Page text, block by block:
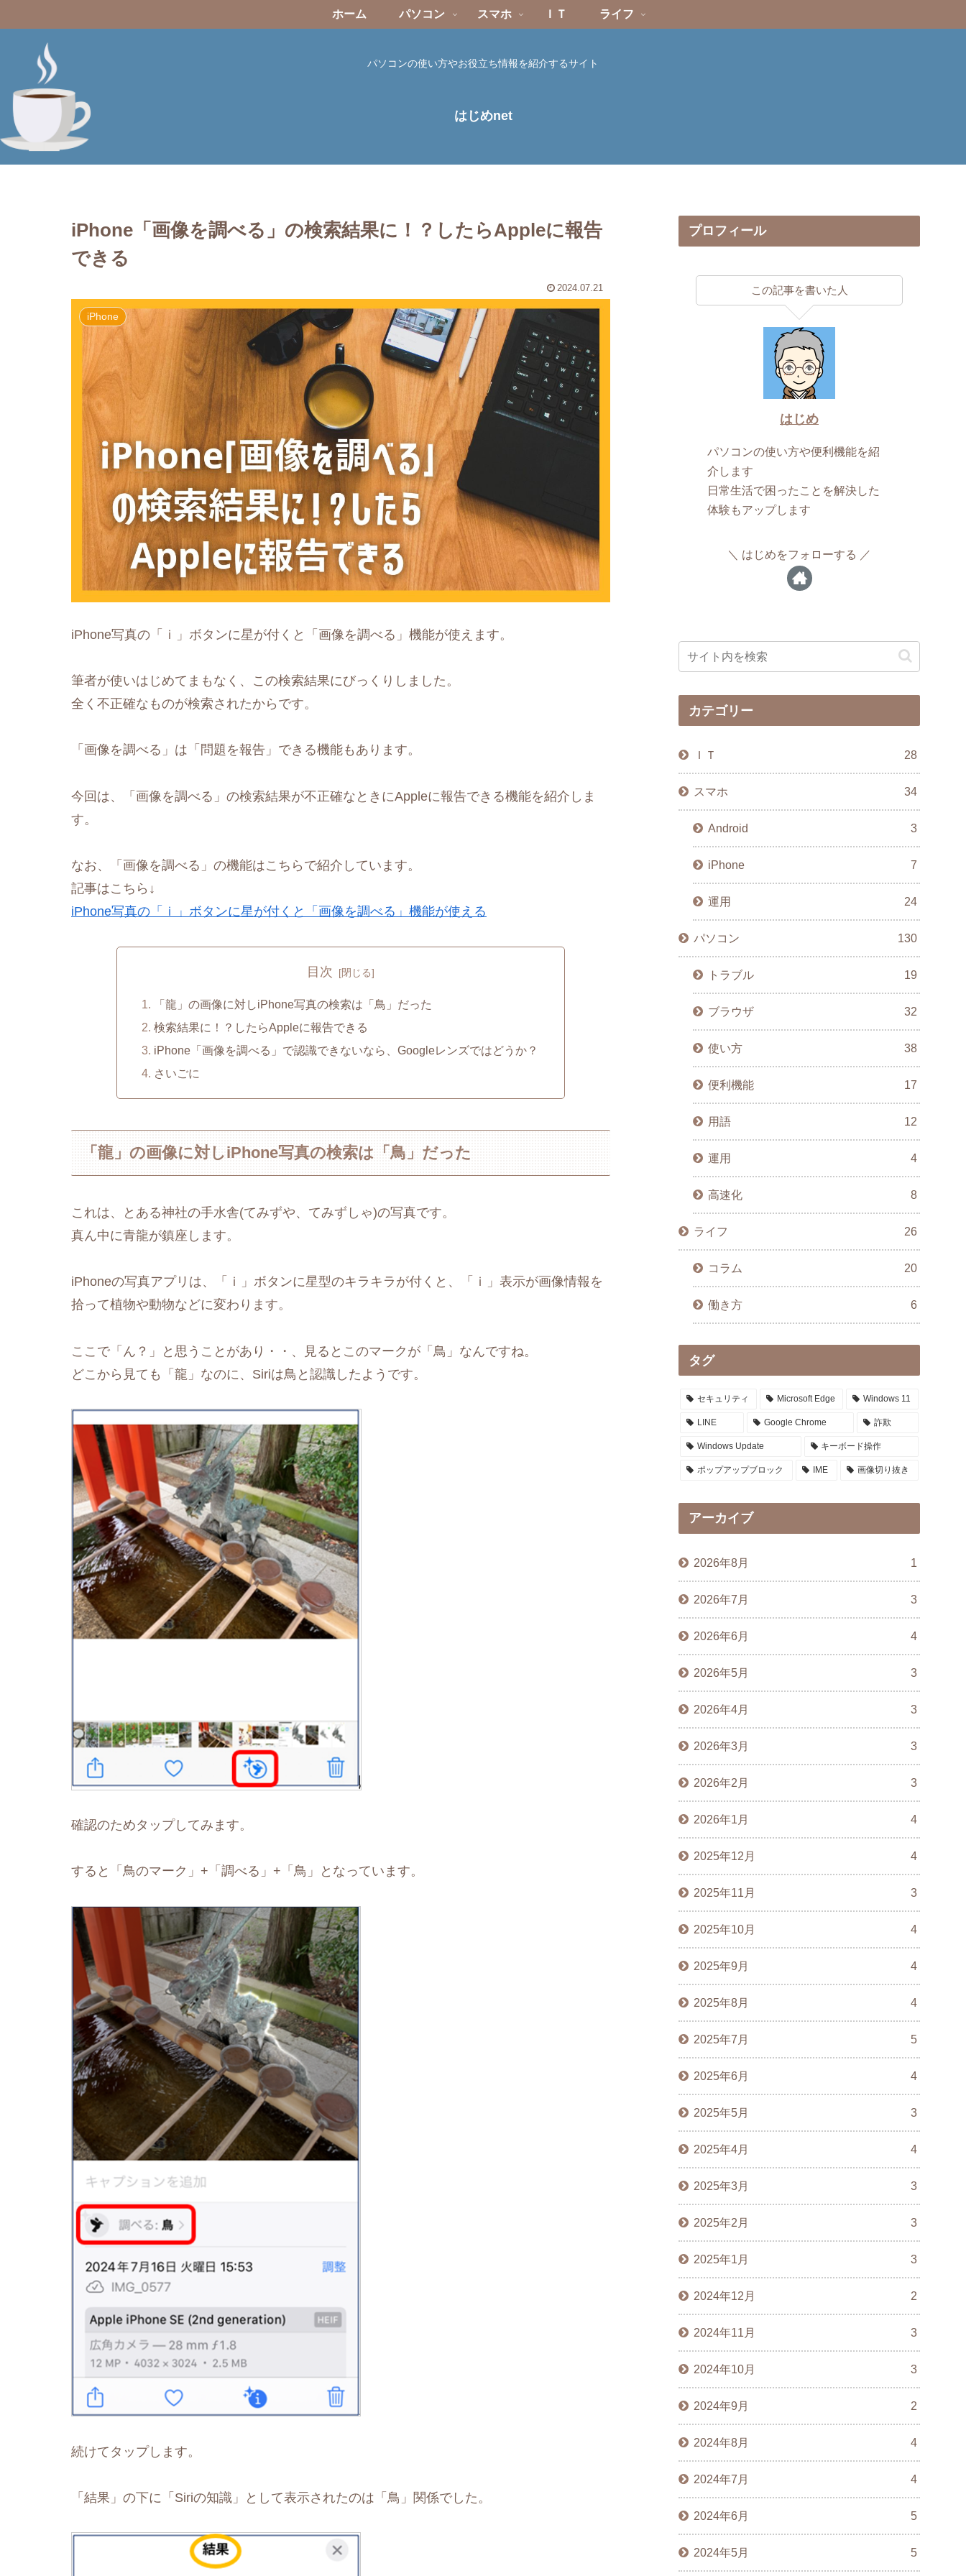
パソコンの使い方やお役立ち情報を紹介するサイト
はじめnet
ホーム パソコン スマホ ＩＴ ライフ
iPhone「画像を調べる」の検索結果に！？したらAppleに報告
できる
2024.07.21
iPhone
iPhone写真の「ｉ」ボタンに星が付くと「画像を調べる」機能が使えます。
筆者が使いはじめてまもなく、この検索結果にびっくりしました。
全く不正確なものが検索されたからです。
「画像を調べる」は「問題を報告」できる機能もあります。
今回は、「画像を調べる」の検索結果が不正確なときにAppleに報告できる機能を紹介しま
す。
なお、「画像を調べる」の機能はこちらで紹介しています。
記事はこちら↓
iPhone写真の「ｉ」ボタンに星が付くと「画像を調べる」機能が使える
目次
「龍」の画像に対しiPhone写真の検索は「鳥」だった
検索結果に！？したらAppleに報告できる
iPhone「画像を調べる」で認識できないなら、Googleレンズではどうか？
さいごに
「龍」の画像に対しiPhone写真の検索は「鳥」だった
これは、とある神社の手水舎(てみずや、てみずしゃ)の写真です。
真ん中に青龍が鎮座します。
iPhoneの写真アプリは、「ｉ」ボタンに星型のキラキラが付くと、「ｉ」表示が画像情報を
拾って植物や動物などに変わります。
ここで「ん？」と思うことがあり・・、見るとこのマークが「鳥」なんですね。
どこから見ても「龍」なのに、Siriは鳥と認識したようです。
確認のためタップしてみます。
すると「鳥のマーク」+「調べる」+「鳥」となっています。
続けてタップします。
「結果」の下に「Siriの知識」として表示されたのは「鳥」関係でした。
プロフィール
この記事を書いた人
はじめ
パソコンの使い方や便利機能を紹
介します
日常生活で困ったことを解決した
体験もアップします
はじめをフォローする
カテゴリー
ＩＴ 28
スマホ 34
Android 3
iPhone 7
運用 24
パソコン 130
トラブル 19
ブラウザ 32
使い方 38
便利機能 17
用語 12
運用 4
高速化 8
ライフ 26
コラム 20
働き方 6
タグ
セキュリティ Microsoft Edge Windows 11
LINE Google Chrome 詐欺
Windows Update キーボード操作
ポップアップブロック IME 画像切り抜き
アーカイブ
2026年8月 1
2026年7月 3
2026年6月 4
2026年5月 3
2026年4月 3
2026年3月 3
2026年2月 3
2026年1月 4
2025年12月 4
2025年11月 3
2025年10月 4
2025年9月 4
2025年8月 4
2025年7月 5
2025年6月 4
2025年5月 3
2025年4月 4
2025年3月 3
2025年2月 3
2025年1月 3
2024年12月 2
2024年11月 3
2024年10月 3
2024年9月 2
2024年8月 4
2024年7月 4
2024年6月 5
2024年5月 5